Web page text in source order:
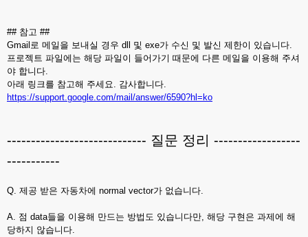
## 참고 ##
Gmail로 메일을 보내실 경우 dll 및 exe가 수신 및 발신 제한이 있습니다.
프로젝트 파일에는 해당 파일이 들어가기 때문에 다른 메일을 이용해 주셔
야 합니다.
아래 링크를 참고해 주세요. 감사합니다.
https://support.google.com/mail/answer/6590?hl=ko
----------------------------- 질문 정리 ------------------
-----------
Q. 제공 받은 자동차에 normal vector가 없습니다.
A. 점 data들을 이용해 만드는 방법도 있습니다만, 해당 구현은 과제에 해
당하지 않습니다.